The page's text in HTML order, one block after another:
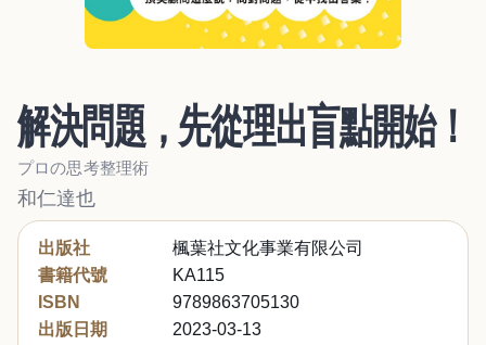
解決問題，先從理出盲點開始！
プロの思考整理術
和仁達也
出版社
楓葉社文化事業有限公司
書籍代號
KA115
ISBN
9789863705130
出版日期
2023-03-13